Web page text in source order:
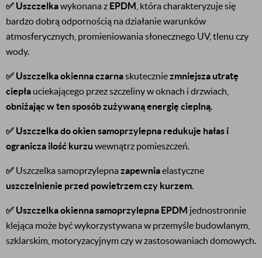
✅ Uszczelkawykonana z EPDM , która charakteryzuje się
bardzo dobrą odpornością na działanie warunków
atmosferycznych, promieniowania słonecznego UV, tlenu czy
wody.
✅ Uszczelka okienna czarnaskuteczniezmniejsza utratę
ciepła uciekającego przez szczeliny w oknach i drzwiach,
obniżając w ten sposób zużywaną energię cieplną.
✅ Uszczelka do okien samoprzylepna redukuje hałas i
ogranicza ilość kurzu wewnątrz pomieszczeń.
✅ Uszczelka samoprzylepna zapewniaelastyczne
uszczelnienie przed powietrzem czy kurzem.
✅ Uszczelka okienna samoprzylepna EPDM jednostronnie
klejąca może być wykorzystywana w przemyśle budowlanym,
szklarskim, motoryzacyjnym czy w zastosowaniach domowych.